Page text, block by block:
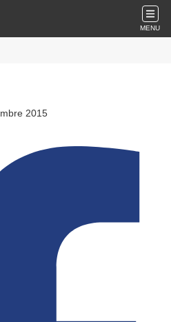
MENU
2015